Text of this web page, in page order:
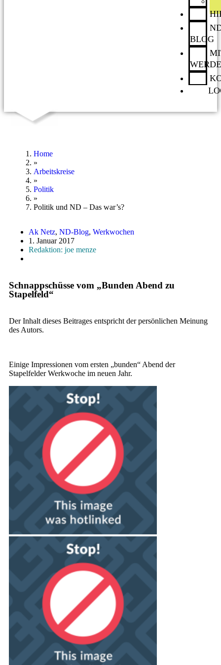
BLOG
Home
»
Arbeitskreise
»
Politik
»
Politik und ND – Das war’s?
Ak Netz, ND-Blog, Werkwochen
1. Januar 2017
Redaktion: joe menze
Schnappschüsse vom „Bunden Abend zu
Stapelfeld“
Der Inhalt dieses Beitrages entspricht der persönlichen Meinung
des Autors.
Einige Impressionen vom ersten „bunden“ Abend der
Stapelfelder Werkwoche im neuen Jahr.